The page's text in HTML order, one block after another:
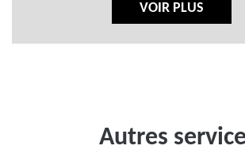
VOIR PLUS
Autres